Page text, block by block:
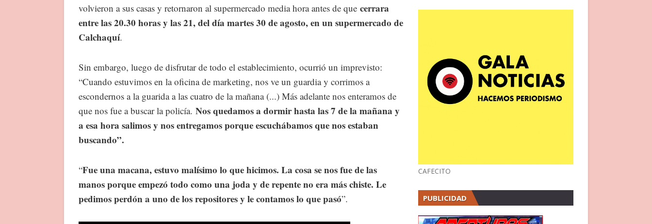
volvieron a sus casas y retornaron al supermercado media hora antes de que cerrara
entre las 20.30 horas y las 21, del día martes 30 de agosto, en un supermercado de
Calchaquí.
Sin embargo, luego de disfrutar de todo el establecimiento, ocurrió un imprevisto:
“Cuando estuvimos en la oficina de marketing, nos ve un guardia y corrimos a
escondernos a la guarida a las cuatro de la mañana (...) Más adelante nos enteramos de
que nos fue a buscar la policía. Nos quedamos a dormir hasta las 7 de la mañana y
a esa hora salimos y nos entregamos porque escuchábamos que nos estaban
buscando”.
“Fue una macana, estuvo malísimo lo que hicimos. La cosa se nos fue de las
manos porque empezó todo como una joda y de repente no era más chiste. Le
pedimos perdón a uno de los repositores y le contamos lo que pasó”.
CAFECITO
PUBLICIDAD